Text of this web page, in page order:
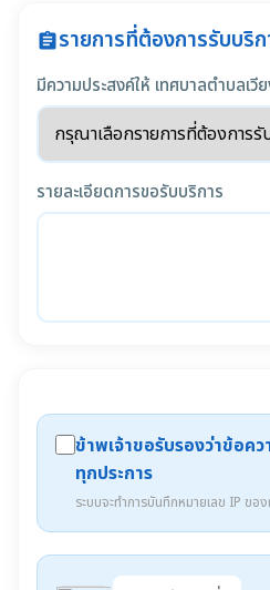
assignmentรายการที่ต้องการรับบริก
มีความประสงค์ให้ เทศบาลตำบลเวี
รายละเอียดการขอรับบริการ
ข้าพเจ้าขอรับรองว่าข้อค
ทุกประการ
ระบบจะทำการบันทึกหมายเลข IP ขอ